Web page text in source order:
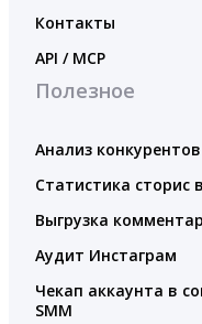
Контакты
API / MCP
Полезное
Анализ
Статистика сторис
Выгрузка
Аудит Инстаграм
Чекап аккаунта в
SMM